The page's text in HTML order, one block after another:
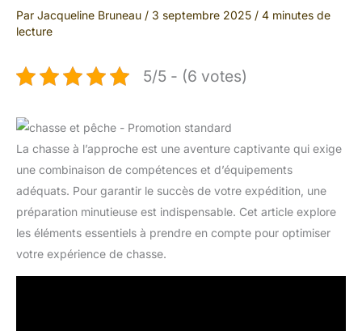
Par Jacqueline Bruneau / 3 septembre 2025 / 4 minutes de
lecture
5/5 - (6 votes)
La chasse à l’approche est une aventure captivante qui exige
une combinaison de compétences et d’équipements
adéquats. Pour garantir le succès de votre expédition, une
préparation minutieuse est indispensable. Cet article explore
les éléments essentiels à prendre en compte pour optimiser
votre expérience de chasse.